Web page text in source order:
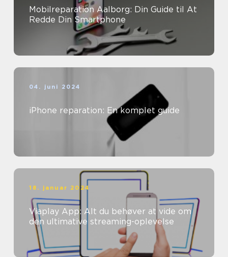
Mobilreparation Aalborg: Din Guide til At
Redde Din Smartphone
04. juni 2024
iPhone reparation: En komplet guide
18. januar 2024
Viaplay App: Alt du behøver at vide om
den ultimative streaming-oplevelse